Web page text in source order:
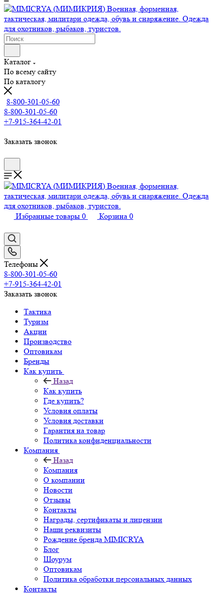
Каталог
По всему сайту
По каталогу
8-800-301-05-60
8-800-301-05-60
+7-915-364-42-01
Заказать звонок
Избранные товары 0 Корзина 0
Телефоны
8-800-301-05-60
+7-915-364-42-01
Заказать звонок
Тактика
Туризм
Акции
Производство
Оптовикам
Бренды
Как купить
Назад
Как купить
Где купить?
Условия оплаты
Условия доставки
Гарантия на товар
Политика конфиденциальности
Компания
Назад
Компания
О компании
Новости
Отзывы
Контакты
Награды, сертификаты и лицензии
Наши реквизиты
Рождение бренда MIMICRYA
Блог
Шоурум
Оптовикам
Политика обработки персональных данных
Контакты